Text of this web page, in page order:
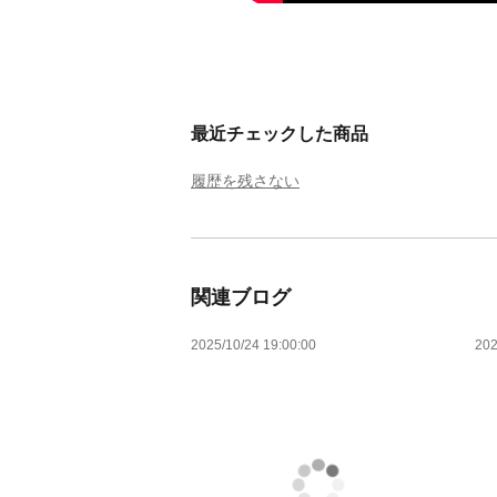
最近チェックした商品
履歴を残さない
関連ブログ
2025/10/24 19:00:00